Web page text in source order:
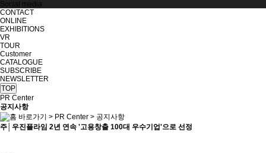
Social media
CONTACT
ONLINE
EXHIBITIONS
VR
TOUR
Customer
CATALOGUE
SUBSCRIBE
NEWSLETTER
TOP
PR Center
공지사항
> PR Center > 공지사항
주│우진플라임 2년 연속 '고용창출 100대 우수기업'으로 선정